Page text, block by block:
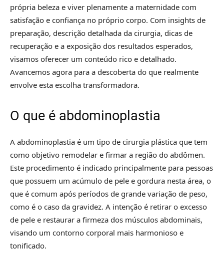
própria beleza e viver plenamente a maternidade com
satisfação e confiança no próprio corpo. Com insights de
preparação, descrição detalhada da cirurgia, dicas de
recuperação e a exposição dos resultados esperados,
visamos oferecer um conteúdo rico e detalhado.
Avancemos agora para a descoberta do que realmente
envolve esta escolha transformadora.
O que é abdominoplastia
A abdominoplastia é um tipo de cirurgia plástica que tem
como objetivo remodelar e firmar a região do abdômen.
Este procedimento é indicado principalmente para pessoas
que possuem um acúmulo de pele e gordura nesta área, o
que é comum após períodos de grande variação de peso,
como é o caso da gravidez. A intenção é retirar o excesso
de pele e restaurar a firmeza dos músculos abdominais,
visando um contorno corporal mais harmonioso e
tonificado.